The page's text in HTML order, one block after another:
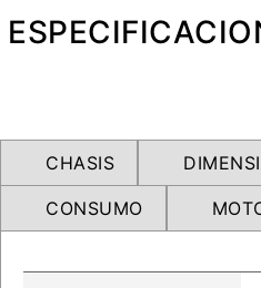
NEWTRIDENT 660
CHASIS
CONSUMO